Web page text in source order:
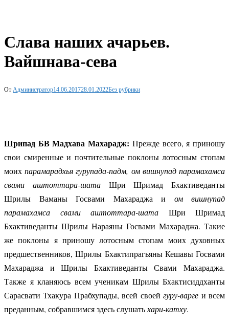
Слава наших ачарьев.
Вайшнава-сева
От Администратор14.06.201728.01.2022Без рубрики
Шрипад БВ Мадхава Махарадж: Прежде всего, я приношу
свои смиренные и почтительные поклоны лотосным стопам
моихпарамарадхья гурупада-падм, ом вишнупад парамахамса
свами аштоттара-шатаШри Шримад Бхактиведанты
Шрилы Ваманы Госвами Махараджа и ом вишнупад
парамахамса свами аштоттара-шата Шри Шримад
Бхактиведанты Шрилы Нараяны Госвами Махараджа. Такие
же поклоны я приношу лотосным стопам моих духовных
предшественников, Шрилы Бхактипрагьяны Кешавы Госвами
Махараджа и Шрилы Бхактиведанты Свами Махараджа.
Также я кланяюсь всем ученикам Шрилы Бхактисиддханты
Сарасвати Тхакура Прабхупады, всей своейгуру-варге и всем
преданным, собравшимся здесь слушатьхари-катху.